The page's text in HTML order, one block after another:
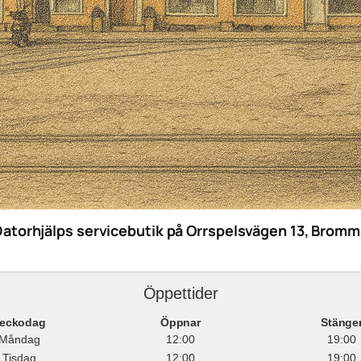
servicebutik på Orrspelsvägen 13,
Öppettider
Öppnar
12:00
19:00
Tisdag
12:00 19:00